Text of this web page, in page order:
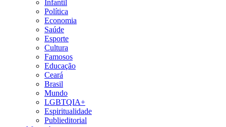
Infantil
Política
Economia
Saúde
Esporte
Cultura
Famosos
Educação
Ceará
Brasil
Mundo
LGBTQIA+
Espiritualidade
Publieditorial